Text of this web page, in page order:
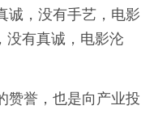
诚，没有手艺，电影
没有真诚，电影沦
赞誉，也是向产业投